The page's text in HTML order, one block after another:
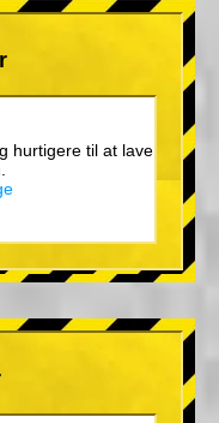
hurtigere til at lave